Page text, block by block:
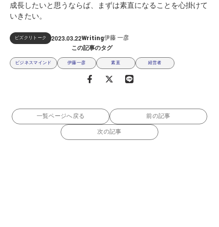
ビズクリトーク 2023.0322Writing伊藤 一彦
成長したいと思うならば、まずは素直になることを心掛けて
いきたい。
この記事のタグ
ビジネスマインド 伊藤一彦 素直 経営者
前の記事
一覧ページへ戻る
次の記事